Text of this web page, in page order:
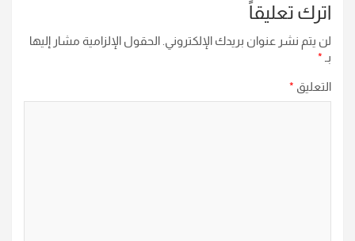
اترك تعليقاً
لن يتم نشر عنوان بريدك الإلكتروني. الحقول الإلزامية مشار إليها
بـ *
التعليق *